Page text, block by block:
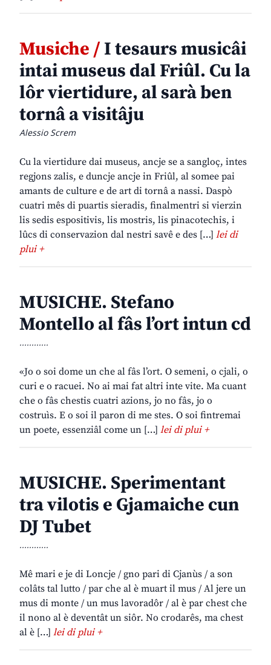
Musiche /I tesaurs musicâi
intai museus dal Friûl. Cu la
lôr viertidure, al sarà ben
tornâ a visitâju
Alessio Screm
Cu la viertidure dai museus, ancje se a sangloç, intes
regjons zalis, e duncje ancje in Friûl, al somee pai
amants de culture e de art di tornâ a nassi. Daspò
cuatri mês di puartis sieradis, finalmentri si vierzin
lis sedis espositivis, lis mostris, lis pinacotechis, i
lûcs di conservazion dal nestri savê e des […] lei di
plui +
MUSICHE. Stefano
Montello al fâs l’ort intun cd
............
«Jo o soi dome un che al fâs l’ort. O semeni, o cjali, o
curi e o racuei. No ai mai fat altri inte vite. Ma cuant
che o fâs chestis cuatri azions, jo no fâs, jo o
costruìs. E o soi il paron di me stes. O soi fintremai
un poete, essenziâl come un […] lei di plui +
MUSICHE. Sperimentant
tra vilotis e Gjamaiche cun
DJ Tubet
............
Mê mari e je di Loncje / gno pari di Cjanùs / a son
colâts tal lutto / par che al è muart il mus / Al jere un
mus di monte / un mus lavoradôr / al è par chest che
il nono al è deventât un siôr. No crodarês, ma chest
al è […] lei di plui +